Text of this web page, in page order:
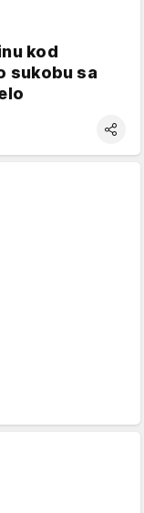
kod
sukobu sa